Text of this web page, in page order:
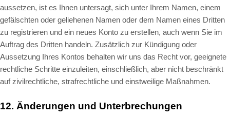
aussetzen, ist es Ihnen untersagt, sich unter Ihrem Namen, einem
gefälschten oder geliehenen Namen oder dem Namen eines Dritten
zu registrieren und ein neues Konto zu erstellen, auch wenn Sie im
Auftrag des Dritten handeln. Zusätzlich zur Kündigung oder
Aussetzung Ihres Kontos behalten wir uns das Recht vor, geeignete
rechtliche Schritte einzuleiten, einschließlich, aber nicht beschränkt
auf zivilrechtliche, strafrechtliche und einstweilige Maßnahmen.
12. Änderungen und Unterbrechungen